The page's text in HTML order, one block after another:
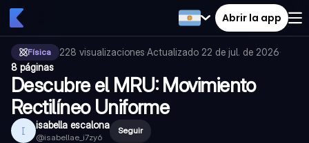
Abrir la app
Física 228 visualizaciones·Actualizado 22 de jul. de 2026·
8 páginas
Descubre el MRU: Movimiento
Rectilíneo Uniforme
I isabella escalona
@isabellae_i7zy6
Seguir